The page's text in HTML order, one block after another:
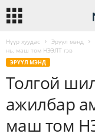
Нүүр хуудас Эрүүл мэнд
нь, маш том НЭЭЛТ гэв
ЭРҮҮЛ МЭНД
Толгой
ажилбар
маш том